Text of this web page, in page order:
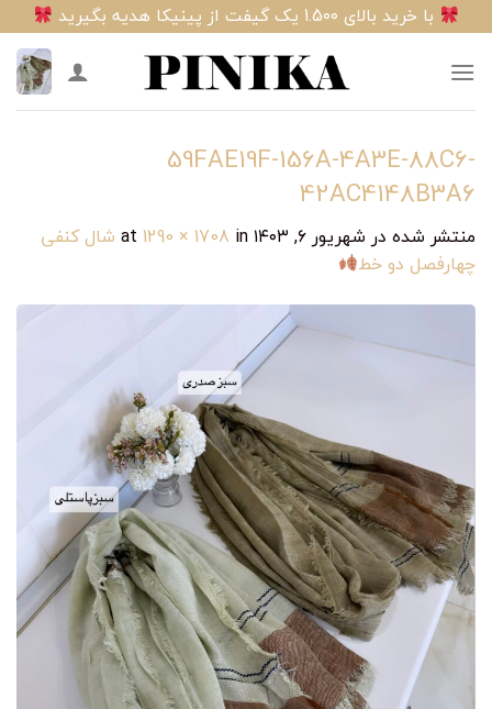
to
content
با خرید بالای 1.500 یک گیفت از پینیکا هدیه بگیرید
59FAE19F-156A-4A3E-88C6-
42AC4148B3A6
منتشر شده در شهریور ۶, ۱۴۰۳ 1290 × 1708 in
شال کنفی
چهارفصل دو خط